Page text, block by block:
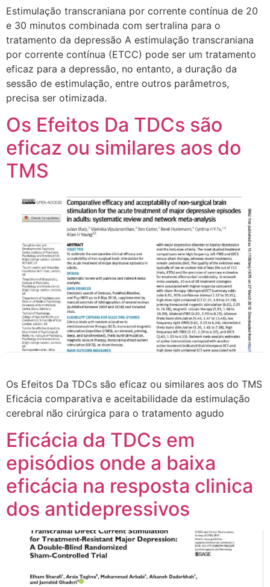
Estimulação transcraniana por corrente contínua de 20
e 30 minutos combinada com sertralina para o
tratamento da depressão A estimulação transcraniana
por corrente contínua (ETCC) pode ser um tratamento
eficaz para a depressão, no entanto, a duração da
sessão de estimulação, entre outros parâmetros,
precisa ser otimizada.
Os Efeitos Da TDCs são
eficaz ou similares aos do
TMS
Os Efeitos Da TDCs são eficaz ou similares aos do TMS
Eficácia comparativa e aceitabilidade da estimulação
cerebral não cirúrgica para o tratamento agudo
Eficácia da TDCs em
episódios onde a baixa
eficácia na resposta clinica
dos antidepressivos